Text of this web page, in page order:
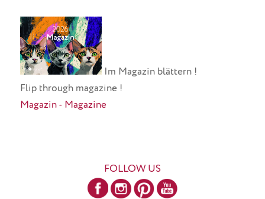
Im Magazin blättern !
Flip through magazine !
Magazin - Magazine
FOLLOW US